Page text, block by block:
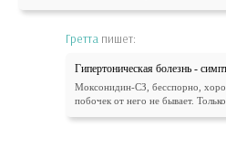
Гретта пишет:
Гипертоническая болезнь -
Моксонидин-СЗ, бесспорно,
побочек от него не бывает.